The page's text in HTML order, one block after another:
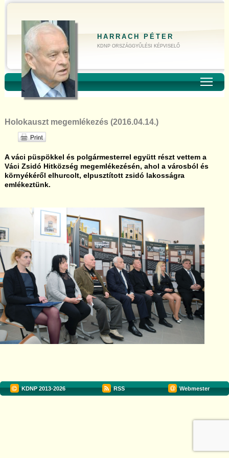
HARRACH PÉTER
KDNP ORSZÁGGYŰLÉSI KÉPVISELŐ
Holokauszt megemlékezés (2016.04.14.)
A váci püspökkel és polgármesterrel együtt részt vettem a
Váci Zsidó Hitközség megemlékezésén, ahol a városból és
környékéről elhurcolt, elpusztított zsidó lakosságra
emlékeztünk.
KDNP2013-2026 RSS Webmester